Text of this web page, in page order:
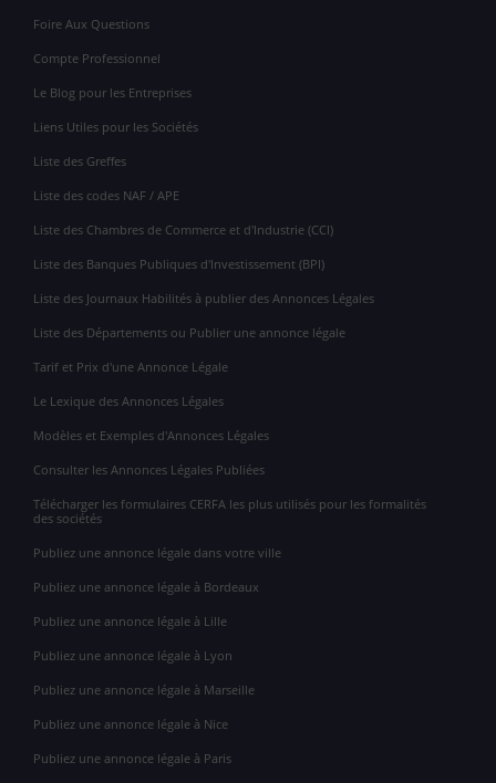
Foire Aux Questions
Compte Professionnel
Le Blog pour les Entreprises
Liens Utiles pour les Sociétés
Liste des Greffes
Liste des codes NAF / APE
Liste des Chambres de Commerce et d'Industrie (CCI)
Liste des Banques Publiques d'Investissement (BPI)
Liste des Journaux Habilités à publier des Annonces Légales
Liste des Départements ou Publier une annonce légale
Tarif et Prix d'une Annonce Légale
Le Lexique des Annonces Légales
Modèles et Exemples d'Annonces Légales
Consulter les Annonces Légales Publiées
Télécharger les formulaires CERFA les plus utilisés pour les formalités
des sociétés
Publiez une annonce légale dans votre ville
Publiez une annonce légale à Bordeaux
Publiez une annonce légale à Lille
Publiez une annonce légale à Lyon
Publiez une annonce légale à Marseille
Publiez une annonce légale à Nice
Publiez une annonce légale à Paris